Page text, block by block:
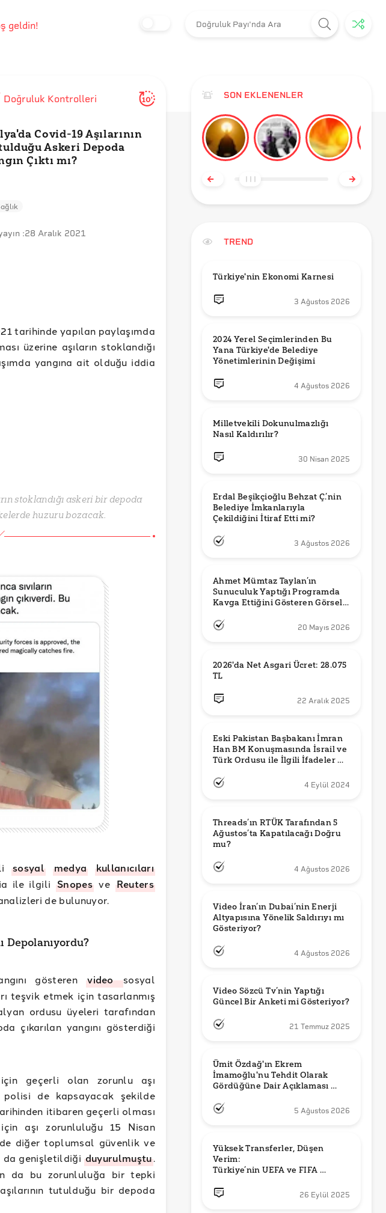
geldin!
Doğruluk Kontrolleri 10'
Covid-19 Aşılarının
Askeri Depoda
Çıktı mı?
:28 Aralık 2021
tarihinde yapılan paylaşımda
üzerine aşıların stoklandığı
yangına ait olduğu iddia
stoklandığı askeri bir depoda
huzuru bozacak.
sosyal medya kullanıcıları
ile ilgili Snopesve Reuters
de bulunuyor.
Depolanıyordu?
gösterenvideososyal
teşvik etmek için tasarlanmış
ordusu üyeleri tarafından
çıkarılan yangını gösterdiği
için geçerli olan zorunlu aşı
polisi de kapsayacak şekilde
itibaren geçerli olması
aşı zorunluluğu 15 Nisan
diğer toplumsal güvenlik ve
da genişletildiği duyurulmuştu.
da bu zorunluluğa bir tepki
tutulduğu bir depoda
SON EKLENENLER
TREND
Türkiye'nin Ekonomi Karnesi
3 Ağustos 2026
2024 Yerel Seçimlerinden Bu
Yana Türkiye'de Belediye
Yönetimlerinin Değişimi
4 Ağustos 2026
Milletvekili Dokunulmazlığı
Nasıl Kaldırılır?
30 Nisan 2025
Erdal Beşikçioğlu Behzat Ç.’nin
Belediye İmkanlarıyla
3 Ağustos 2026
Ahmet Mümtaz Taylan’ın
Sunuculuk Yaptığı Programda
Kavga Ettiğini Gösteren Görsel
20 Mayıs 2026
2026'da Net Asgari Ücret: 28.075
TL
22 Aralık 2025
Eski Pakistan Başbakanı İmran
Han BM Konuşmasında İsrail ve
Türk Ordusu ile İlgili İfadeler mi
4 Eylül 2024
Threads’ın RTÜK Tarafından 5
Ağustos’ta Kapatılacağı Doğru
mu?
4 Ağustos 2026
Video İran’ın Dubai’nin Enerji
Altyapısına Yönelik Saldırıyı mı
Gösteriyor?
4 Ağustos 2026
Video Sözcü Tv’nin Yaptığı
Güncel Bir Anketi mi Gösteriyor?
21 Temmuz 2025
Ümit Özdağ'ın Ekrem
İmamoğlu'nu Tehdit Olarak
Gördüğüne Dair Açıklaması
5 Ağustos 2026
Yüksek Transferler, Düşen
Verim:
Türkiye’nin UEFA ve FIFA
26 Eylül 2025